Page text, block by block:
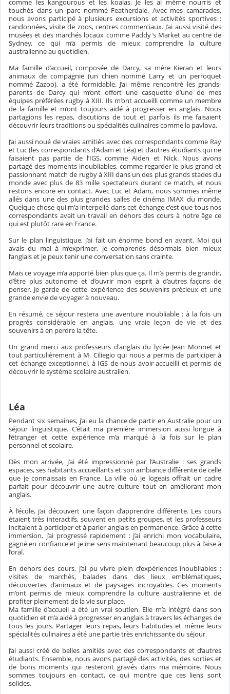
comme les kangourous et les koalas. Je les ai même nourris et
touchés dans un parc nommé Featherdale. Avec mes camarades,
nous avons participé à plusieurs excursions et activités sportives :
randonnées, visite de zoos, centres commerciaux. J’ai aussi visité des
musées et des marchés locaux comme Paddy's Market au centre de
Sydney, ce qui m’a permis de mieux comprendre la culture
australienne au quotidien.
Ma famille d’accueil, composée de Darcy, sa mère Kieran et leurs
animaux de compagnie (un chien nommé Larry et un perroquet
nommé Zazoo), a été formidable. J’ai même rencontré les grands-
parents de Darcy qui m’ont offert une casquette d’une de mes
équipes préférées rugby à XIII. Ils m’ont accueilli comme un membre
de la famille et m’ont toujours aidé à progresser en anglais. Nous
partagions les repas, discutions de tout et parfois ils me faisaient
découvrir leurs traditions ou spécialités culinaires comme la pavlova.
J’ai aussi noué de vraies amitiés avec des correspondants comme Ray
et Luc (les correspondants d’Adam et Léa) et d’autres étudiants qui ne
faisaient pas partie de l’IGS, comme Aiden et Nick. Nous avons
partagé des moments inoubliables, comme regarder le plus grand et
passionnant match de rugby à XIII dans un des plus grands stades du
monde avec plus de 83 mille spectateurs durant ce match, et nous
restons encore en contact. Avec Luc et Adam, nous sommes même
allés dans une des plus grandes salles de cinéma IMAX du monde.
Quelque chose qui m'a interpellé dans cet échange c'est que tous nos
correspondants avait un travail en dehors des cours à notre âge ce
qui est plutôt rare en France.
Sur le plan linguistique, j’ai fait un énorme bond en avant. Moi qui
avais du mal à m’exprimer, je comprends désormais bien mieux
l’anglais et je peux tenir une conversation sans crainte.
Mais ce voyage m’a apporté bien plus que ça. Il m’a permis de grandir,
d’être plus autonome et d’ouvrir mon esprit à d’autres façons de
penser. Je garde de cette expérience des souvenirs précieux et une
grande envie de voyager à nouveau.
En résumé, ce séjour restera une aventure inoubliable : à la fois un
progrès considérable en anglais, une vraie leçon de vie et des
souvenirs à en perdre la tête.
Un grand merci aux professeurs d'anglais du lycée Jean Monnet et
tout particulièrement à M. Ciliegio qui nous a permis de participer à
cet échange exceptionnel, à IGS de nous avoir accueilli et permis de
découvrir le système scolaire australien.
Léa
Pendant six semaines, j’ai eu la chance de partir en Australie pour un
séjour linguistique. C’était ma première immersion aussi longue à
l’étranger et cette expérience m’a marqué à la fois sur le plan
personnel et scolaire.
Dès mon arrivée, j’ai été impressionné par l’Australie : ses grands
espaces, ses habitants accueillants et son ambiance différente de celle
que je connaissais en France. La ville où je logeais offrait un cadre
parfait pour découvrir une autre culture tout en améliorant mon
anglais.
À l’école, j’ai découvert une façon d’apprendre différente. Les cours
étaient très interactifs, souvent en petits groupes, et les professeurs
incitaient à participer et à parler anglais en permanence. Grâce à cette
immersion, j’ai progressé rapidement : j’ai enrichi mon vocabulaire,
gagné en confiance et je me sens maintenant beaucoup plus à l’aise à
l’oral.
En dehors des cours, j’ai pu vivre plein d’expériences inoubliables :
visites de marchés, balades dans des lieux emblématiques,
découvertes d’animaux et de paysages incroyables. Ces moments
m’ont permis de mieux comprendre la culture australienne et de
profiter pleinement de la vie sur place.
Ma famille d’accueil a été un vrai soutien. Elle m’a intégré dans son
quotidien et m’a aidé à progresser en anglais à travers les échanges de
tous les jours. Partager leurs repas, leurs habitudes et même leurs
spécialités culinaires a été une partie très enrichissante du séjour.
J’ai aussi créé de belles amitiés avec des correspondants et d’autres
étudiants. Ensemble, nous avons partagé des activités, des sorties et
de bons moments qui resteront gravés dans ma mémoire. Nous
sommes toujours en contact, ce qui montre que ces liens sont
solides.